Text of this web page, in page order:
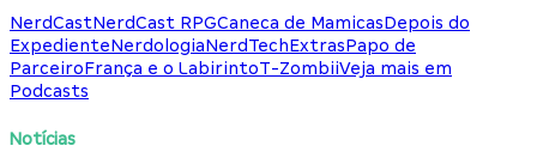
NerdCastNerdCast RPGCaneca de MamicasDepois do
ExpedienteNerdologiaNerdTechExtrasPapo de
ParceiroFrança e o LabirintoT-ZombiiVeja mais em
Podcasts
Notícias